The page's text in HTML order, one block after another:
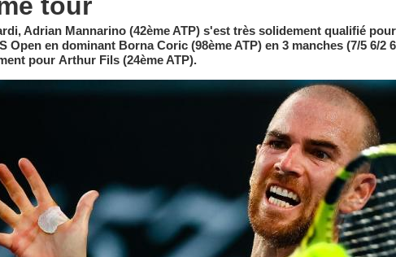
Adrian Mannarino (42ème ATP) s'est très solidement qualifié
Open en dominant Borna Coric (98ème ATP) en 3 manches (7/5 6/2
pour Arthur Fils (24ème ATP).